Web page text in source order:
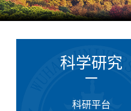
科学研究
科研平台